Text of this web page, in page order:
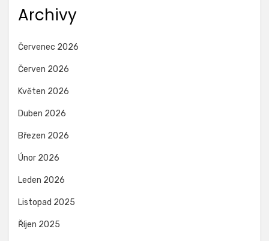
Archivy
Červenec 2026
Červen 2026
Květen 2026
Duben 2026
Březen 2026
Únor 2026
Leden 2026
Listopad 2025
Říjen 2025